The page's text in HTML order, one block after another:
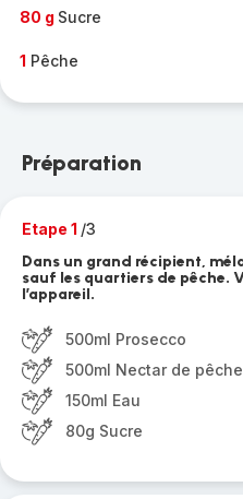
80 g Sucre
1 Pêche
Préparation
Etape 1 /3
Dans un grand récipient,
sauf les quartiers de pêche.
l’appareil.
500ml Prosecco
500ml Nectar de pêche
150ml Eau
80g Sucre